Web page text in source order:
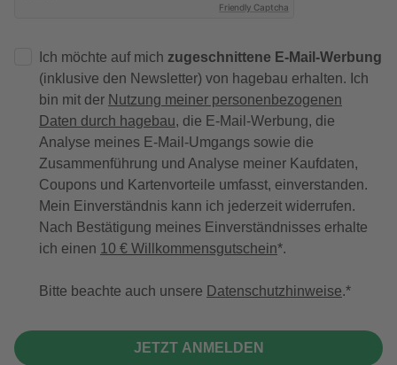
Friendly Captcha
Ich möchte auf mich zugeschnittene E-Mail-Werbung
(inklusive den Newsletter) von hagebau erhalten. Ich
bin mit der Nutzung meiner personenbezogenen
Daten durch hagebau, die E-Mail-Werbung, die
Analyse meines E-Mail-Umgangs sowie die
Zusammenführung und Analyse meiner Kaufdaten,
Coupons und Kartenvorteile umfasst, einverstanden.
Mein Einverständnis kann ich jederzeit widerrufen.
Nach Bestätigung meines Einverständnisses erhalte
ich einen 10 € Willkommensgutschein*.
Bitte beachte auch unsere Datenschutzhinweise.
JETZT ANMELDEN